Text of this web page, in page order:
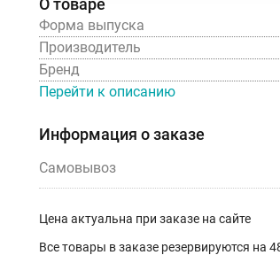
О товаре
Форма выпуска
Производитель
Бренд
Перейти к описанию
Информация о заказе
Самовывоз
Цена актуальна при заказе на сайте
Все товары в заказе резервируются на